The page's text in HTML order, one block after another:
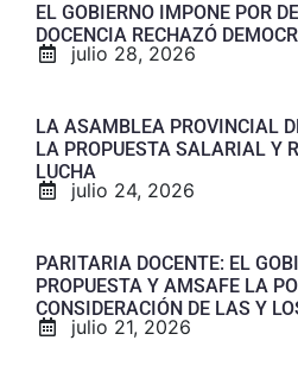
EL GOBIERNO IMPONE POR
DOCENCIA RECHAZÓ
julio 28, 2026
LA ASAMBLEA PROVINCIAL
LA PROPUESTA SALARIAL Y
LUCHA
julio 24, 2026
PARITARIA DOCENTE: EL
PROPUESTA Y AMSAFE LA
CONSIDERACIÓN DE LAS Y
julio 21, 2026